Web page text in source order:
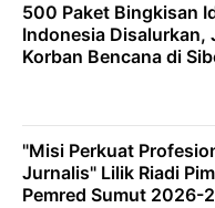
500 Paket Bingkisan
Indonesia Disalurkan,
Korban Bencana di
"Misi Perkuat
Jurnalis" Lilik Riadi
Pemred Sumut 2026-